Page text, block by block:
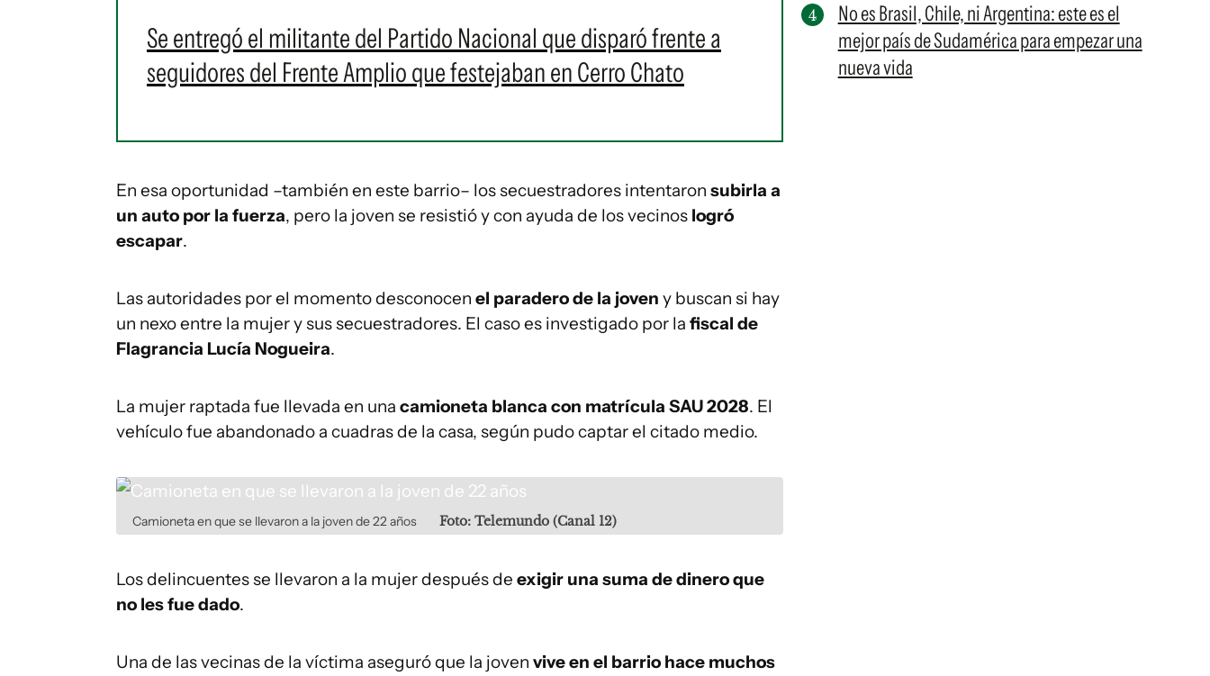
Se entregó el militante del Partido Nacional que disparó frente a
seguidores del Frente Amplio que festejaban en Cerro Chato
En esa oportunidad –también en este barrio– los secuestradores intentaron subirla a
un auto por la fuerza, pero la joven se resistió y con ayuda de los vecinos logró
escapar.
Las autoridades por el momento desconocen el paradero de la joven y buscan si hay
un nexo entre la mujer y sus secuestradores. El caso es investigado por la fiscal de
Flagrancia Lucía Nogueira.
La mujer raptada fue llevada en una camioneta blanca con matrícula SAU 2028. El
vehículo fue abandonado a cuadras de la casa, según pudo captar el citado medio.
Camioneta en que se llevaron a la joven de 22 años Foto: Telemundo (Canal 12)
Los delincuentes se llevaron a la mujer después de exigir una suma de dinero que
no les fue dado.
Una de las vecinas de la víctima aseguró que la joven vive en el barrio hace muchos
No es Brasil, Chile, ni Argentina: este es el
mejor país de Sudamérica para empezar una
nueva vida